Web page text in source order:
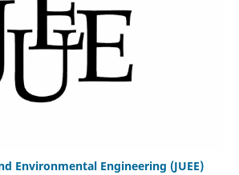
Environmental Engineering (JUEE)